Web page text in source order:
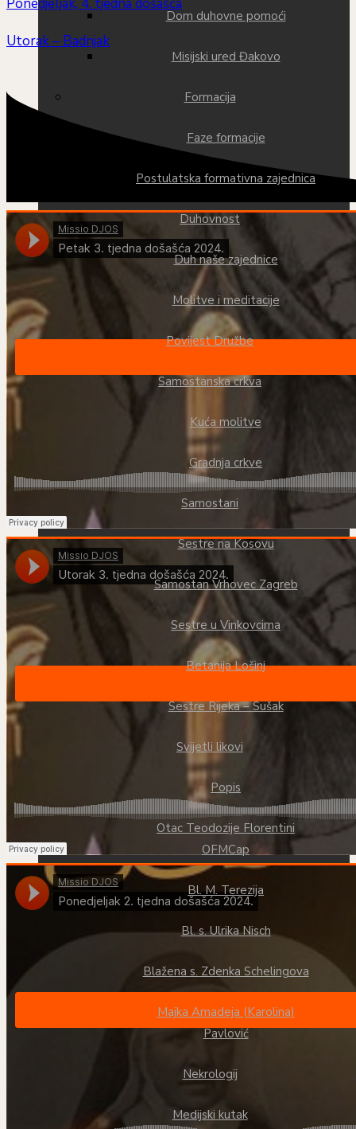
Dom duhovne pomoći
Misijski ured Đakovo
Formacija
Faze formacije
Postulatska formativna zajednica
Duhovnost
Duh naše zajednice
Molitve i meditacije
Povijest Družbe
Samostanska crkva
Kuća molitve
Gradnja crkve
Samostani
Sestre na Kosovu
Samostan Vrhovec Zagreb
Sestre u Vinkovcima
Betanija Lošinj
Sestre Rijeka – Sušak
Svijetli likovi
Popis
Otac Teodozije Florentini
OFMCap
Bl. M. Terezija
Bl. s. Ulrika Nisch
Blažena s. Zdenka Schelingova
Majka Amadeja (Karolina)
Pavlović
Nekrologij
Medijski kutak
Utorak – Badnjak